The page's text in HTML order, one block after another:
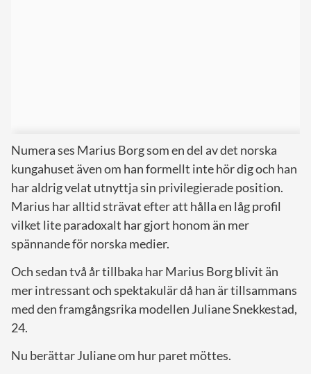
Numera ses Marius Borg som en del av det norska
kungahuset även om han formellt inte hör dig och han
har aldrig velat utnyttja sin privilegierade position.
Marius har alltid strävat efter att hålla en låg profil
vilket lite paradoxalt har gjort honom än mer
spännande för norska medier.
Och sedan två år tillbaka har Marius Borg blivit än
mer intressant och spektakulär då han är tillsammans
med den framgångsrika modellen Juliane Snekkestad,
24.
Nu berättar Juliane om hur paret möttes.